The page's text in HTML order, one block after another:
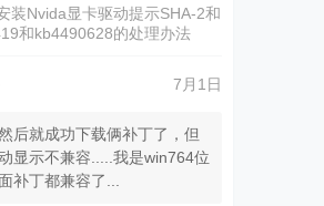
装Nvida显卡驱动提示SHA-2和
和kb4490628的处理办法
7月1日
后就成功下载俩补丁了，但
显示不兼容.....我是win764位
补丁都兼容了...